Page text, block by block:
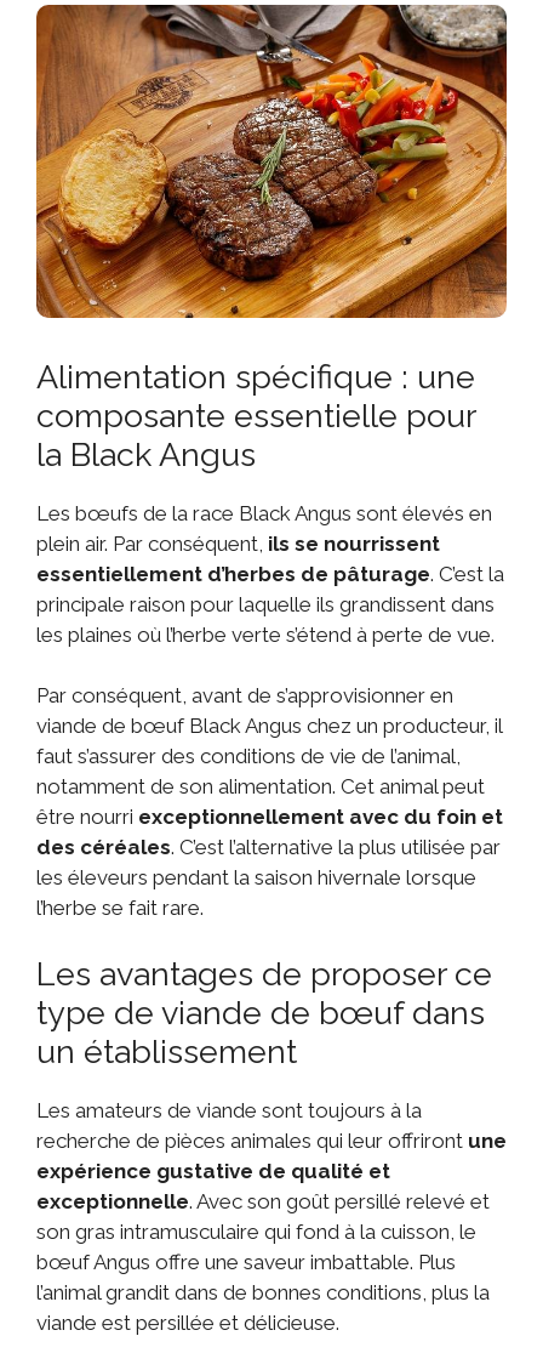
Alimentation spécifique : une
composante essentielle pour
la Black Angus
Les bœufs de la race Black Angus sont élevés en
plein air. Par conséquent, ils se nourrissent
essentiellement d’herbes de pâturage. C’est la
principale raison pour laquelle ils grandissent dans
les plaines où l’herbe verte s’étend à perte de vue.
Par conséquent, avant de s’approvisionner en
viande de bœuf Black Angus chez un producteur, il
faut s’assurer des conditions de vie de l’animal,
notamment de son alimentation. Cet animal peut
être nourri exceptionnellement avec du foin et
des céréales. C’est l’alternative la plus utilisée par
les éleveurs pendant la saison hivernale lorsque
l’herbe se fait rare.
Les avantages de proposer ce
type de viande de bœuf dans
un établissement
Les amateurs de viande sont toujours à la
recherche de pièces animales qui leur offriront une
expérience gustative de qualité et
exceptionnelle. Avec son goût persillé relevé et
son gras intramusculaire qui fond à la cuisson, le
bœuf Angus offre une saveur imbattable. Plus
l’animal grandit dans de bonnes conditions, plus la
viande est persillée et délicieuse.